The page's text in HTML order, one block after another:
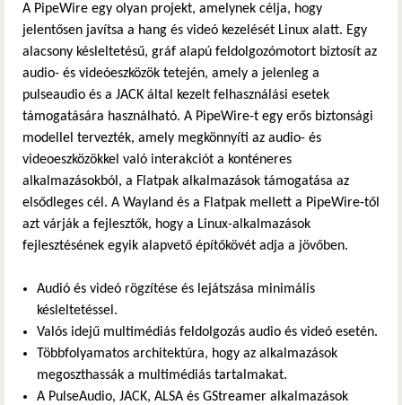
A PipeWire egy olyan projekt, amelynek célja, hogy
jelentősen javítsa a hang és videó kezelését Linux alatt. Egy
alacsony késleltetésű, gráf alapú feldolgozómotort biztosít az
audio- és videóeszközök tetején, amely a jelenleg a
pulseaudio és a JACK által kezelt felhasználási esetek
támogatására használható. A PipeWire-t egy erős biztonsági
modellel tervezték, amely megkönnyíti az audio- és
videoeszközökkel való interakciót a konténeres
alkalmazásokból, a Flatpak alkalmazások támogatása az
elsődleges cél. A Wayland és a Flatpak mellett a PipeWire-től
azt várják a fejlesztők, hogy a Linux-alkalmazások
fejlesztésének egyik alapvető építőkövét adja a jövőben.
Audió és videó rögzítése és lejátszása minimális
késleltetéssel.
Valós idejű multimédiás feldolgozás audio és videó esetén.
Többfolyamatos architektúra, hogy az alkalmazások
megoszthassák a multimédiás tartalmakat.
A PulseAudio, JACK, ALSA és GStreamer alkalmazások